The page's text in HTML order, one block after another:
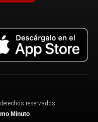
reservados.
Minuto